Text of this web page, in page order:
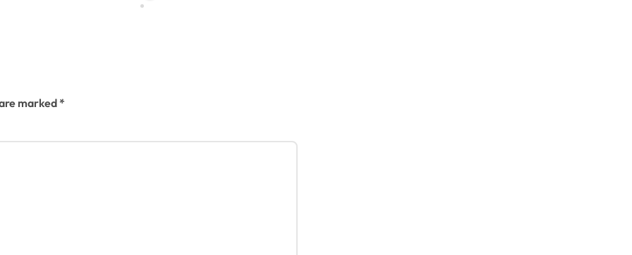
marked*